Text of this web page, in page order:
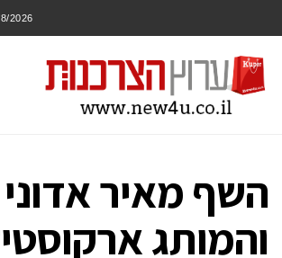
2026
השף מאיר אדוני
והמותג